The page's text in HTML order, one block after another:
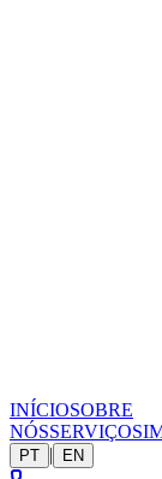
INÍCIOSOBRE
NÓSSERVIÇOS
PT | EN